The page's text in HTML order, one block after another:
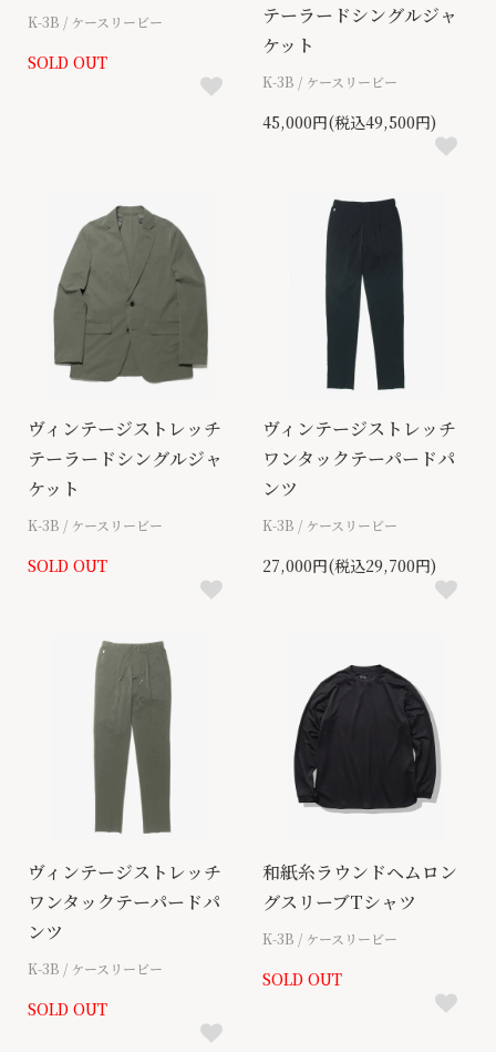
K-3B / ケースリービー
SOLD OUT
テーラードシングルジャ
ケット
K-3B / ケースリービー
45,000円(税込49,500円)
ヴィンテージストレッチ
テーラードシングルジャ
ケット
K-3B / ケースリービー
SOLD OUT
ヴィンテージストレッチ
ワンタックテーパードパ
ンツ
K-3B / ケースリービー
27,000円(税込29,700円)
ヴィンテージストレッチ
ワンタックテーパードパ
ンツ
K-3B / ケースリービー
SOLD OUT
和紙糸ラウンドヘムロン
グスリーブTシャツ
K-3B / ケースリービー
SOLD OUT